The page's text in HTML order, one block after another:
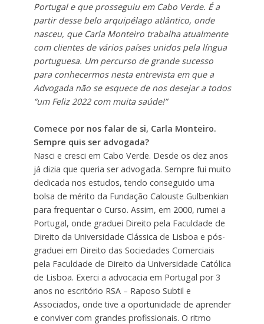
Portugal e que prosseguiu em Cabo Verde. É a
partir desse belo arquipélago atlântico, onde
nasceu, que Carla Monteiro trabalha atualmente
com clientes de vários países unidos pela língua
portuguesa. Um percurso de grande sucesso
para conhecermos nesta entrevista em que a
Advogada não se esquece de nos desejar a todos
“um Feliz 2022 com muita saúde!”
Comece por nos falar de si, Carla Monteiro.
Sempre quis ser advogada?
Nasci e cresci em Cabo Verde. Desde os dez anos
já dizia que queria ser advogada. Sempre fui muito
dedicada nos estudos, tendo conseguido uma
bolsa de mérito da Fundação Calouste Gulbenkian
para frequentar o Curso. Assim, em 2000, rumei a
Portugal, onde graduei Direito pela Faculdade de
Direito da Universidade Clássica de Lisboa e pós-
graduei em Direito das Sociedades Comerciais
pela Faculdade de Direito da Universidade Católica
de Lisboa. Exerci a advocacia em Portugal por 3
anos no escritório RSA – Raposo Subtil e
Associados, onde tive a oportunidade de aprender
e conviver com grandes profissionais. O ritmo